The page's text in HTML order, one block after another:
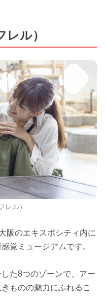
ル）
レル）
阪のエキスポシティ内に
覚ミュージアムです。
た8つのゾーンで、アー
ものの魅力にふれるこ